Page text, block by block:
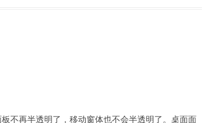
不再半透明了，移动窗体也不会半透明了。桌面面